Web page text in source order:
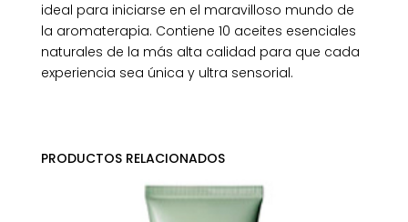
ideal para iniciarse en el maravilloso mundo de
la aromaterapia. Contiene 10 aceites esenciales
naturales de la más alta calidad para que cada
experiencia sea única y ultra sensorial.
PRODUCTOS RELACIONADOS